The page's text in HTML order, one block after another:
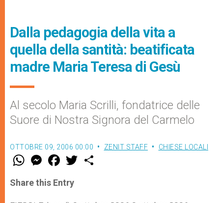
Dalla pedagogia della vita a
quella della santità: beatificata
madre Maria Teresa di Gesù
Al secolo Maria Scrilli, fondatrice delle
Suore di Nostra Signora del Carmelo
OTTOBRE 09, 2006 00:00 ZENIT STAFF CHIESE LOCALI
W
t
s
M
e
s
e
F
a
e
b
w
Share this Entry